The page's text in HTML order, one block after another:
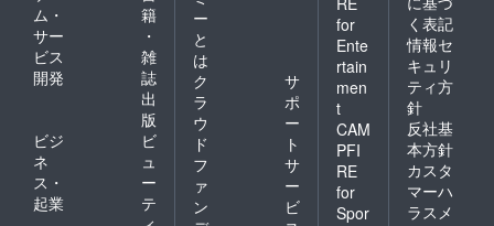
ム・
サー
ビス
開発
籍
・
雑
誌
出
版
ビジ
ネ
ス・
起業
ビ
ュ
ー
テ
ー
と
は
ク
ラ
ウ
ド
フ
ァ
ン
サ
ポ
ー
ト
サ
ー
ビ
for
Ente
rtain
men
t
CAM
PFI
RE
for
Spor
く表記
情報セ
キュリ
ティ方
針
反社基
本方針
カスタ
マーハ
ラスメ